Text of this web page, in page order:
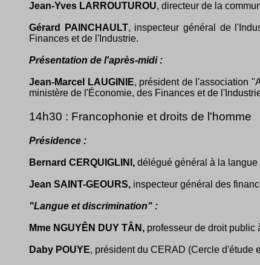
Jean-Yves LARROUTUROU, directeur de la
Gérard PAINCHAULT, inspecteur général de
Finances et de l'Industrie.
Présentation de l'après-midi :
Jean-Marcel LAUGINIE, président de l'association
ministère de l'Économie, des Finances et de
14h30 : Francophonie et droits de l'homme
Présidence :
Bernard CERQUIGLINI, délégué général à la
Jean SAINT-GEOURS, inspecteur général des
"Langue et discrimination" :
Mme NGUYÊN DUY TÂN, professeur de droit public
Daby POUYE, président du CERAD (Cercle d'étude